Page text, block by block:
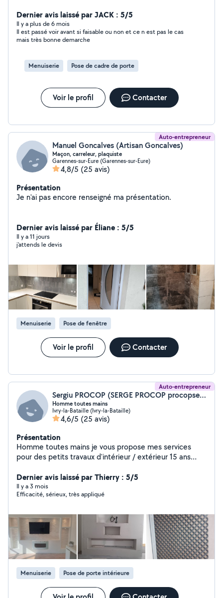
Dernier avis laissé par JACK : 5/5
Il y a plus de 6 mois
Il est passé voir avant si faisable ou non et ce n est pas le cas
mais très bonne demarche
Menuiserie Pose de cadre de porte
Voir le profil Contacter
Auto-entrepreneur
Manuel Goncalves (Artisan Goncalves)
Maçon, carreleur, plaquiste
Garennes-sur-Eure (Garennes-sur-Eure)
4,8/5 (25 avis)
Présentation
Je n'ai pas encore renseigné ma présentation.
Dernier avis laissé par Éliane : 5/5
Il y a 11 jours
j'attends le devis
Menuiserie Pose de fenêtre
Voir le profil Contacter
Auto-entrepreneur
Sergiu PROCOP (SERGE PROCOP procopsergiu60@gmail.com)
Homme toutes mains
Ivry-la-Bataille (Ivry-la-Bataille)
4,6/5 (25 avis)
Présentation
Homme toutes mains je vous propose mes services
pour des petits travaux d'intérieur / extérieur 15 ans
Parquet ( toute type) , carrelage ,petite plomberie (
robinet , joint , vidange ...), installation sanitaire, petite
électricité ..., peinture , jardinage devis gratuit, travail
détaille
Dernier avis laissé par Thierry : 5/5
Il y a 3 mois
Efficacité, sérieux, très appliqué
Menuiserie Pose de porte intérieure